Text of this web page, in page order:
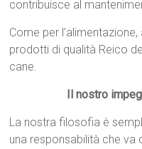
contribuisce al
Come per
prodotti di qualità Reico
cane.
Il nostro
La nostra filosofia è
una responsabilità che